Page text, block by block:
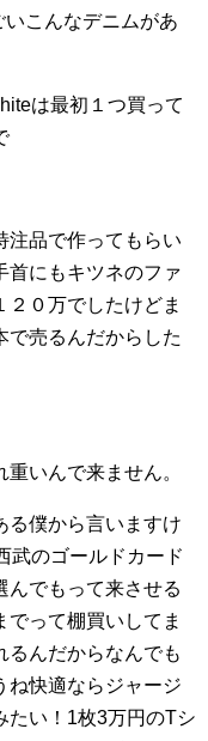
こんなデニムがあ
は最初１つ買って
注品で作ってもらい
首にもキツネのファ
０万でしたけどま
で売るんだからした
いんで来ません。
る僕から言いますけ
武のゴールドカード
んでもって来させる
でって棚買いしてま
るんだからなんでも
ね快適ならジャージ
たい！1枚3万円のTシ